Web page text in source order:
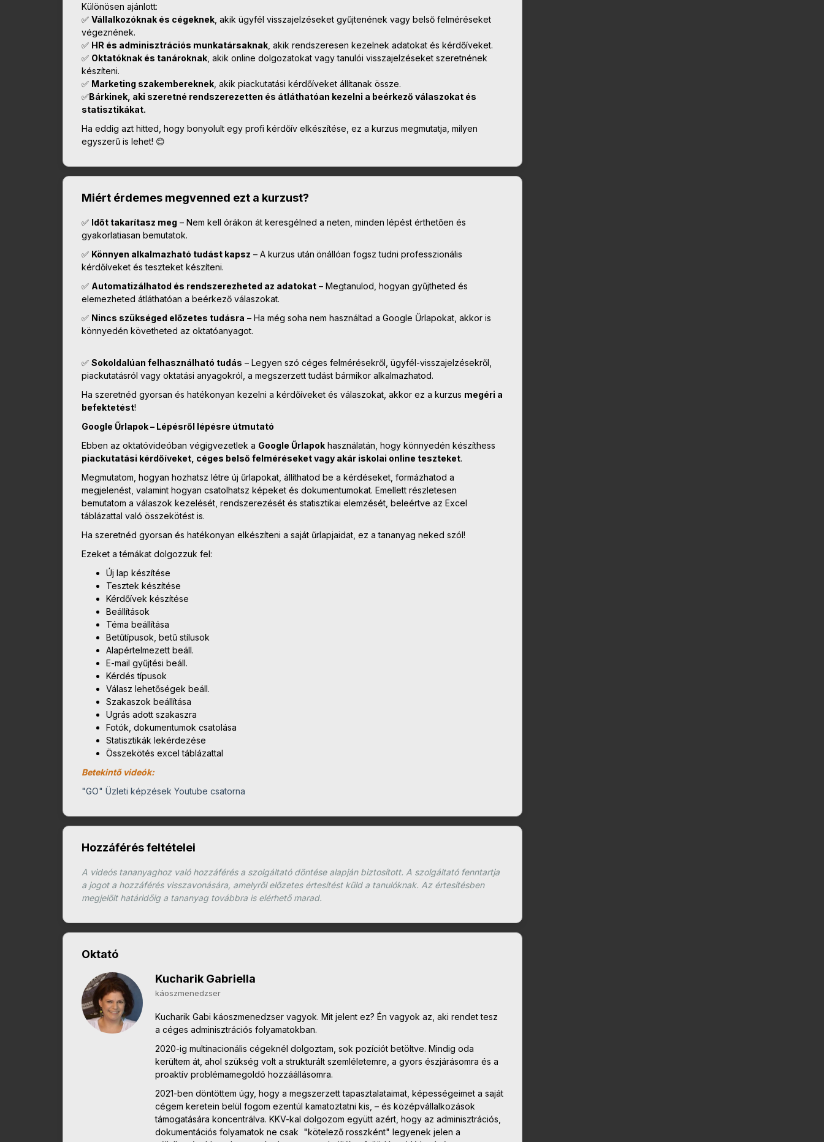
Különösen ajánlott:
✅ Vállalkozóknak és cégeknek , akik ügyfél visszajelzéseket gyűjtenének vagy belső felméréseket
végeznének.
✅ HR és adminisztrációs munkatársaknak , akik rendszeresen kezelnek adatokat és kérdőíveket.
✅ Oktatóknak és tanároknak , akik online dolgozatokat vagy tanulói visszajelzéseket szeretnének
készíteni.
✅ Marketing szakembereknek , akik piackutatási kérdőíveket állítanak össze.
✅Bárkinek, aki szeretné rendszerezetten és átláthatóan kezelni a beérkező válaszokat és
statisztikákat.
Ha eddig azt hitted, hogy bonyolult egy profi kérdőív elkészítése, ez a kurzus megmutatja, milyen
egyszerű is lehet! 😊
Miért érdemes megvenned ezt a kurzust?
✅ Időt takarítasz meg – Nem kell órákon át keresgélned a neten, minden lépést érthetően és
gyakorlatiasan bemutatok.
✅ Könnyen alkalmazható tudást kapsz – A kurzus után önállóan fogsz tudni professzionális
kérdőíveket és teszteket készíteni.
✅ Automatizálhatod és rendszerezheted az adatokat – Megtanulod, hogyan gyűjtheted és
elemezheted átláthatóan a beérkező válaszokat.
✅ Nincs szükséged előzetes tudásra – Ha még soha nem használtad a Google Űrlapokat, akkor is
könnyedén követheted az oktatóanyagot.
✅ Sokoldalúan felhasználható tudás – Legyen szó céges felmérésekről, ügyfél-visszajelzésekről,
piackutatásról vagy oktatási anyagokról, a megszerzett tudást bármikor alkalmazhatod.
Ha szeretnéd gyorsan és hatékonyan kezelni a kérdőíveket és válaszokat, akkor ez a kurzus megéri a
befektetést!
Google Űrlapok – Lépésről lépésre útmutató
Ebben az oktatóvideóban végigvezetlek a Google Űrlapok használatán, hogy könnyedén készíthess
piackutatási kérdőíveket, céges belső felméréseket vagy akár iskolai online teszteket.
Megmutatom, hogyan hozhatsz létre új űrlapokat, állíthatod be a kérdéseket, formázhatod a
megjelenést, valamint hogyan csatolhatsz képeket és dokumentumokat. Emellett részletesen
bemutatom a válaszok kezelését, rendszerezését és statisztikai elemzését, beleértve az Excel
táblázattal való összekötést is.
Ha szeretnéd gyorsan és hatékonyan elkészíteni a saját űrlapjaidat, ez a tananyag neked szól!
Ezeket a témákat dolgozzuk fel:
Új lap készítése
Tesztek készítése
Kérdőívek készítése
Beállítások
Téma beállítása
Betűtípusok, betű stílusok
Alapértelmezett beáll.
E-mail gyűjtési beáll.
Kérdés típusok
Válasz lehetőségek beáll.
Szakaszok beállítása
Ugrás adott szakaszra
Fotók, dokumentumok csatolása
Statisztikák lekérdezése
Összekötés excel táblázattal
Betekintő videók:
"GO" Üzleti képzések Youtube csatorna
Hozzáférés feltételei
A videós tananyaghoz való hozzáférés a szolgáltató döntése alapján biztosított. A szolgáltató fenntartja
a jogot a hozzáférés visszavonására, amelyről előzetes értesítést küld a tanulóknak. Az értesítésben
megjelölt határidőig a tananyag továbbra is elérhető marad.
Oktató
Kucharik Gabriella
káoszmenedzser
Kucharik Gabi káoszmenedzser vagyok. Mit jelent ez? Én vagyok az, aki rendet tesz
a céges adminisztrációs folyamatokban.
2020-ig multinacionális cégeknél dolgoztam, sok pozíciót betöltve. Mindig oda
kerültem át, ahol szükség volt a strukturált szemléletemre, a gyors észjárásomra és a
proaktív problémamegoldó hozzáállásomra.
2021-ben döntöttem úgy, hogy a megszerzett tapasztalataimat, képességeimet a saját
cégem keretein belül fogom ezentúl kamatoztatni kis, – és középvállalkozások
támogatására koncentrálva. KKV-kal dolgozom együtt azért, hogy az adminisztrációs,
dokumentációs folyamatok ne csak "kötelező rosszként" legyenek jelen a